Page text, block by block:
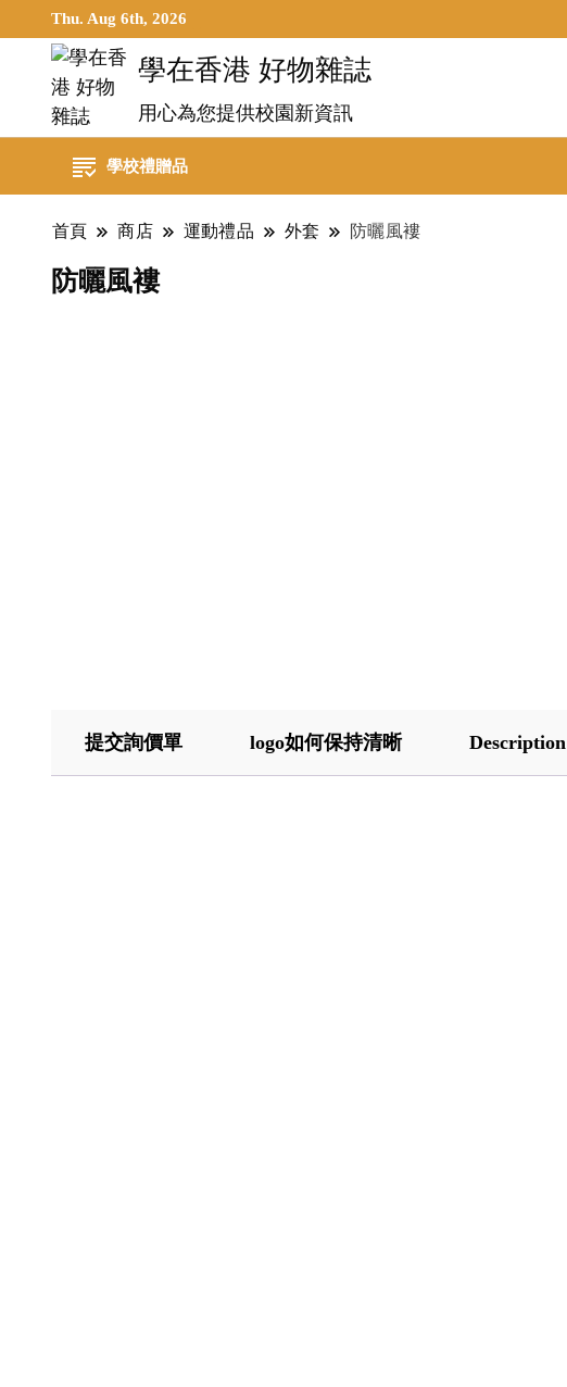
Thu. Aug 6th, 2026
學在香港 好物雜誌
用心為您提供校園新資訊
學校禮贈品
首頁 商店 運動禮品 外套 防曬風褸
防曬風褸
提交詢價單 logo如何保持清晰 Description